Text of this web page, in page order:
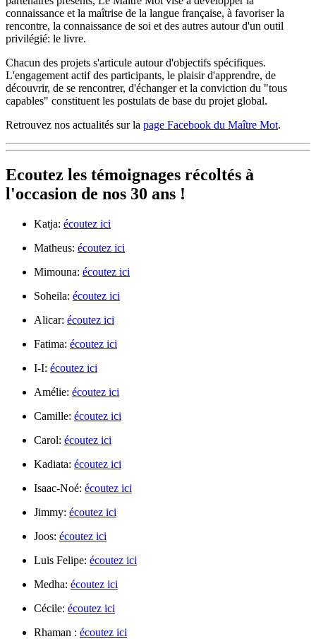
connaissance et la maîtrise de la langue française, à favoriser la
rencontre, la connaissance de soi et des autres autour d'un outil
privilégié: le livre.
Chacun des projets s'articule autour d'objectifs spécifiques.
L'engagement actif des participants, le plaisir d'apprendre, de
découvrir, de se rencontrer, d'échanger et la conviction du "tous
capables" constituent les postulats de base du projet global.
Retrouvez nos actualités sur la page Facebook du Maître Mot.
Ecoutez les témoignages récoltés à
l'occasion de nos 30 ans !
Katja: écoutez ici
Matheus: écoutez ici
Mimouna: écoutez ici
Soheila: écoutez ici
Alicar: écoutez ici
Fatima: écoutez ici
I-I: écoutez ici
Amélie: écoutez ici
Camille: écoutez ici
Carol: écoutez ici
Kadiata: écoutez ici
Isaac-Noé: écoutez ici
Jimmy: écoutez ici
Joos: écoutez ici
Luis Felipe: écoutez ici
Medha: écoutez ici
Cécile: écoutez ici
Rhaman : écoutez ici